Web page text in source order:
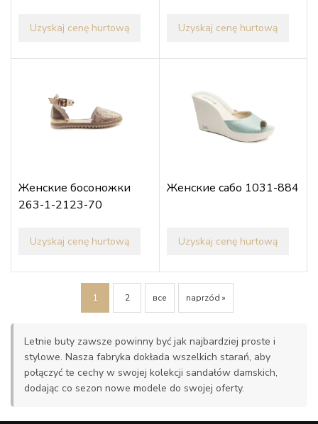
Uzyskaj cenę hurtową Uzyskaj cenę hurtową
Женские босоножки
263-1-2123-70
Uzyskaj cenę hurtową
Женские сабо 1031-884
Uzyskaj cenę hurtową
1 2 все naprzód »
Letnie buty zawsze powinny być jak najbardziej proste i
stylowe. Nasza fabryka dokłada wszelkich starań, aby
połączyć te cechy w swojej kolekcji sandałów damskich,
dodając co sezon nowe modele do swojej oferty.